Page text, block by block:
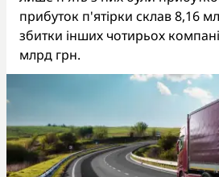
прибуток п'ятірки склав 8,16
збитки інших чотирьох
млрд грн.